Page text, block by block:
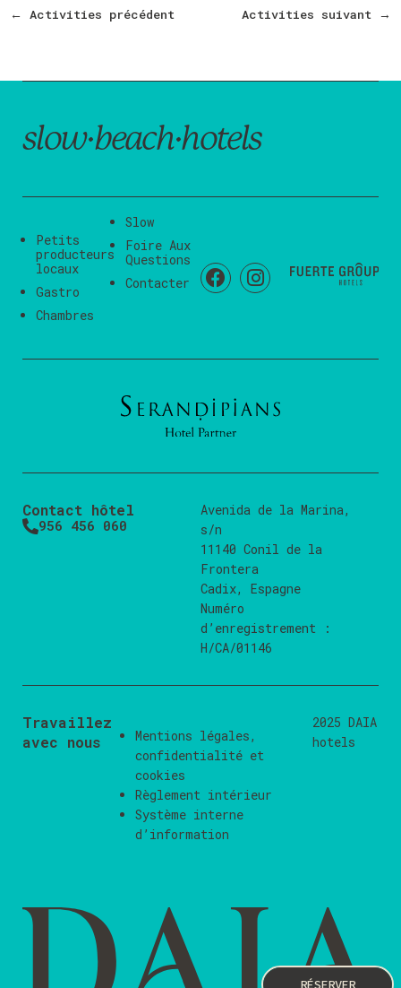
← Activities précédent Activities suivant →
slow·beach·hotels
Petits
producteurs
locaux
Gastro
Chambres
Slow
Foire Aux
Questions
Contacter
Contact hôtel
956 456 060
Avenida de la Marina,
s/n
11140 Conil de la
Frontera
Cadix, Espagne
Numéro
d’enregistrement :
H/CA/01146
Travaillez
avec nous
Mentions légales,
confidentialitéet
cookies
Règlement intérieur
Système interne
d’information
2025 DAIA
hotels
RÉSERVER